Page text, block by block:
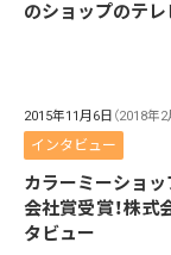
のショップのテ
2015年11月6日 （2018年
インタビュー
カラーミーショ
会社賞受賞！株式
タビュー